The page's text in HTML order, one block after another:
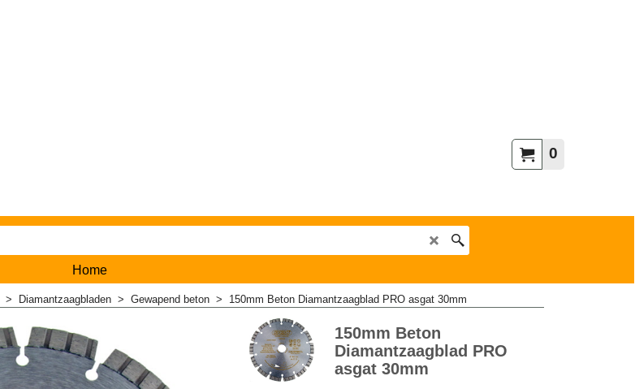
0
Home
> Diamantzaagbladen > Gewapend beton > 150mm Beton Diamantzaagblad PRO asgat 30mm
150mm Beton
Diamantzaagblad PRO
asgat 30mm